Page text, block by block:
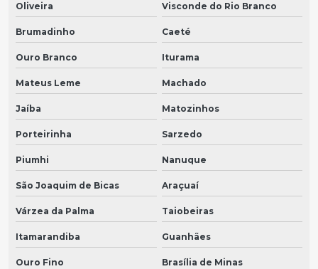
Oliveira Visconde do Rio Branco
Brumadinho Caeté
Ouro Branco Iturama
Mateus Leme Machado
Jaíba Matozinhos
Porteirinha Sarzedo
Piumhi Nanuque
São Joaquim de Bicas Araçuaí
Várzea da Palma Taiobeiras
Itamarandiba Guanhães
Ouro Fino Brasília de Minas